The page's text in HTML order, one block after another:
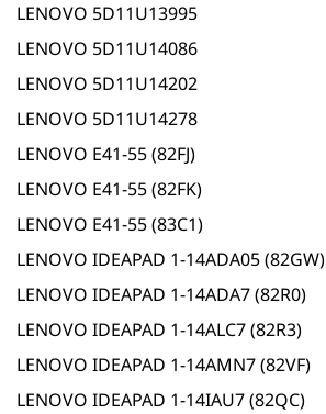
LENOVO 5D11U13995
LENOVO 5D11U14086
LENOVO 5D11U14202
LENOVO 5D11U14278
LENOVO E41-55 (82FJ)
LENOVO E41-55 (82FK)
LENOVO E41-55 (83C1)
LENOVO IDEAPAD 1-14ADA05 (82GW)
LENOVO IDEAPAD 1-14ADA7 (82R0)
LENOVO IDEAPAD 1-14ALC7 (82R3)
LENOVO IDEAPAD 1-14AMN7 (82VF)
LENOVO IDEAPAD 1-14IAU7 (82QC)